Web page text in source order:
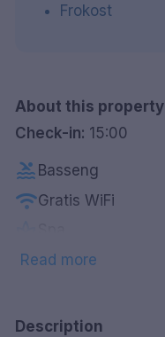
Frokost
About this property
Check-in: 15:00
pool Basseng
wifiGratis WiFi
petsKjæledyrvennlig
Read more
Description